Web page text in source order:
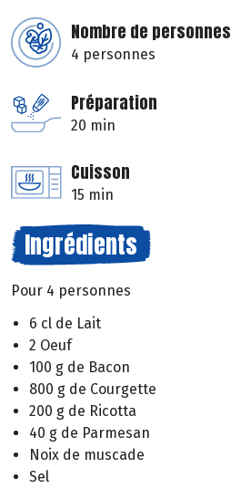
Nombre de personnes
4 personnes
Préparation
20 min
Cuisson
15 min
Ingrédients
Pour 4 personnes
6 cl de Lait
2 Oeuf
100 g de Bacon
800 g de Courgette
200 g de Ricotta
40 g de Parmesan
Noix de muscade
Sel